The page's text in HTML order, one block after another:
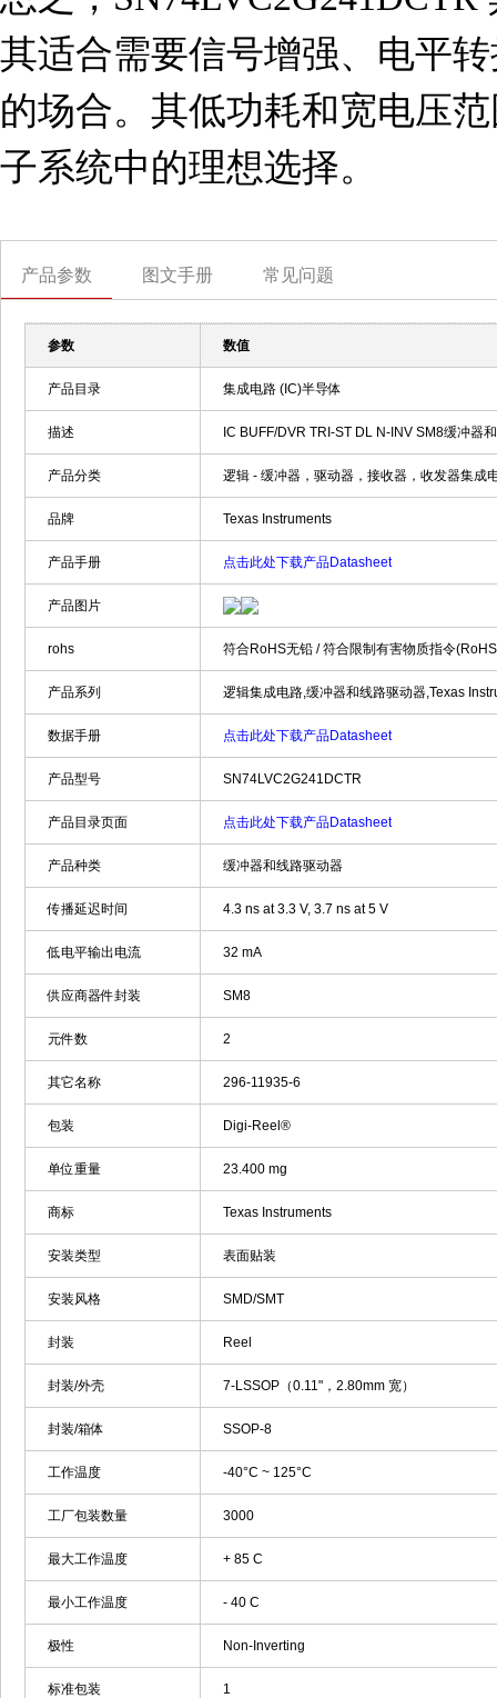
其适合需要信号增强、电平
的场合。其低功耗和宽电压
子系统中的理想选择。
产品参数 图文手册 常见问题
参数 数值
产品目录 集成电路 (IC)半导体
描述 IC BUFF/DVR TRI-ST DL N-INV SM8缓冲器
产品分类 逻辑 - 缓冲器，驱动器，接收器，收发器集成
品牌 Texas Instruments
产品手册 点击此处下载产品Datasheet
产品图片
rohs 符合RoHS无铅 / 符合限制有害物质指令
产品系列 逻辑集成电路,缓冲器和线路驱动器,Texas
数据手册 点击此处下载产品Datasheet
产品型号 SN74LVC2G241DCTR
产品目录页面 点击此处下载产品Datasheet
产品种类 缓冲器和线路驱动器
传播延迟时间 4.3 ns at 3.3 V, 3.7 ns at 5 V
低电平输出电流 32 mA
供应商器件封装 SM8
元件数 2
其它名称 296-11935-6
包装 Digi-Reel®
单位重量 23.400 mg
商标 Texas Instruments
安装类型 表面贴装
安装风格 SMD/SMT
封装 Reel
封装/外壳 7-LSSOP（0.11"，2.80mm 宽）
封装/箱体 SSOP-8
工作温度 -40°C ~ 125°C
工厂包装数量 3000
最大工作温度 + 85 C
最小工作温度 - 40 C
极性 Non-Inverting
标准包装 1